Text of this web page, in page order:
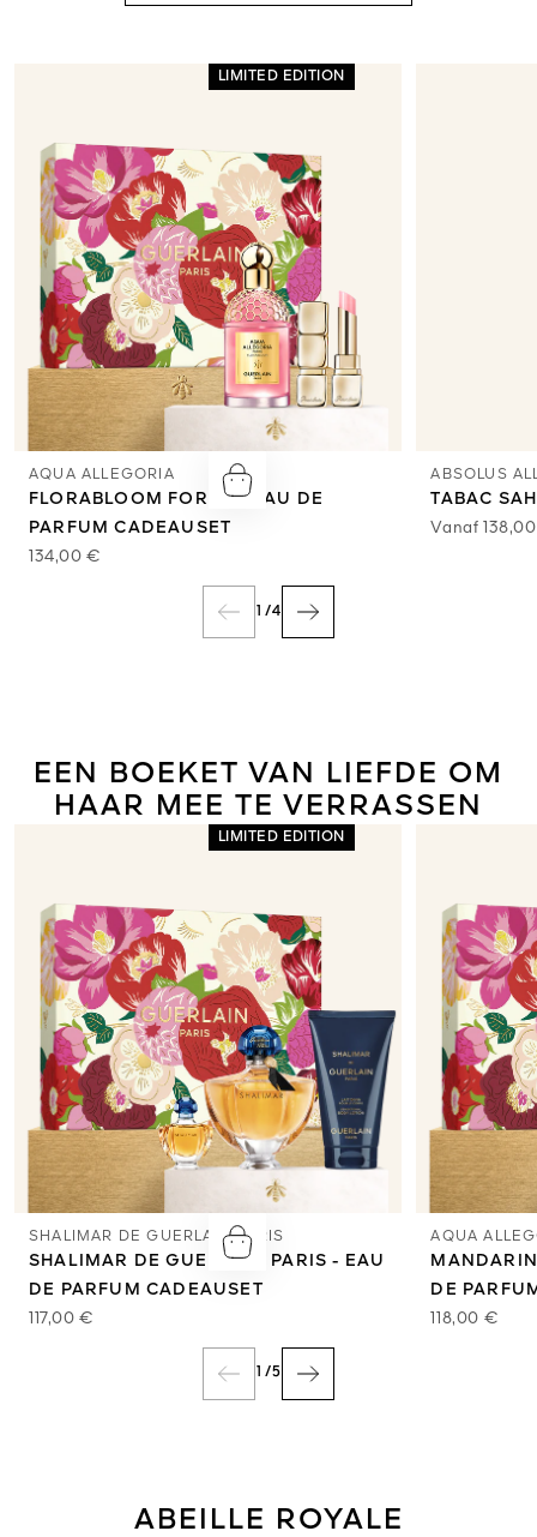
LIMITED EDITION
AQUA ALLEGORIA
FLORABLOOM FORTE – EAU DE
PARFUM CADEAUSET
134,00 €
ABSOLUS
TABAC
Vanaf
1 /4
LIMITED EDITION
SHALIMAR DE GUERLAIN PARIS
SHALIMAR DE GUERLAIN PARIS - EAU
DE PARFUM CADEAUSET
117,00 €
AQUA
DE
118,00 €
1 /5
EEN BOEKET VAN LIEFDE OM
HAAR MEE TE VERRASSEN
ABEILLE ROYALE